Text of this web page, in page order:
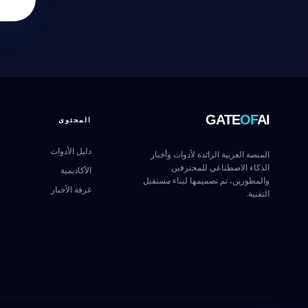
GATEOFAI
المنصة العربية الرائدة لأدوات وأخبار
الذكاء الاصطناعي للمحترفين
والمطورين، تم تصميمها لبناء مستقبل
التقنية.
المحتوى
دليل الأدوات
الأكاديمية
غرفة الأخبار